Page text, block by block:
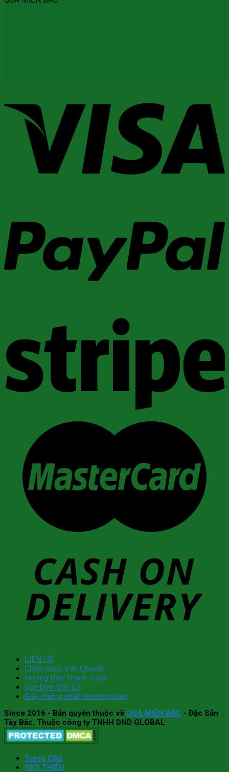
LIÊN HỆ
Chính Sách Vận Chuyển
Hướng Dẫn Thanh Toán
Quy Định Đổi Trả
Giấy chứng nhận doanh nghiệp
Since 2016 - Bản quyền thuộc về QUÀ MIỀN BẮC - Đặc Sản
Tây Bắc. Thuộc công ty TNHH DND GLOBAL
Trang Chủ
GIỚI THIỆU